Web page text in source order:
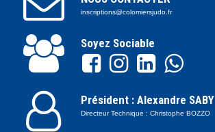
inscriptions@colomiersjudo.fr
 Soyez Sociable
   
 Président : Alexandre SABY
Directeur Technique : Christophe BOZZO